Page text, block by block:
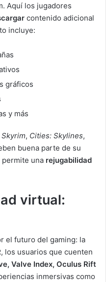
Aquí los jugadores
contenido adicional
incluye:
gráficos
y más
Skyrim, Cities: Skylines,
buena parte de su
permite una rejugabilidad
virtual:
el futuro del gaming: la
, los usuarios que cuenten
Valve Index, Oculus Rift
inmersivas como